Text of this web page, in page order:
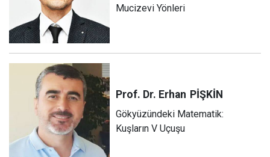
Mucizevi Yönleri
Prof. Dr. Erhan PİŞKİN
Gökyüzündeki Matematik:
Kuşların V Uçuşu